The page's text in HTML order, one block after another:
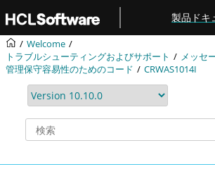
メインコンテンツにジャンプ
製品ドキ
Welcome
トラブルシューティングおよびサポート
メッセ
管理保守容易性のためのコード
CRWAS1014I